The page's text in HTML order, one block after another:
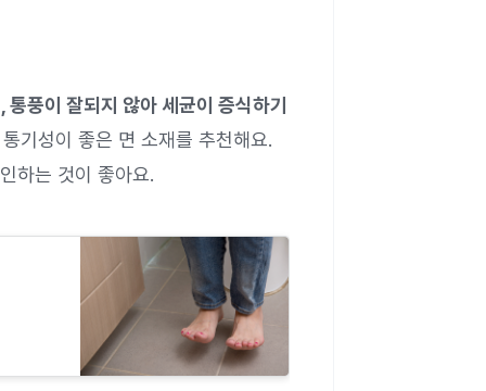
풍이 잘되지 않아 세균이 증식하기
기성이 좋은 면 소재를 추천해요.
하는 것이 좋아요.